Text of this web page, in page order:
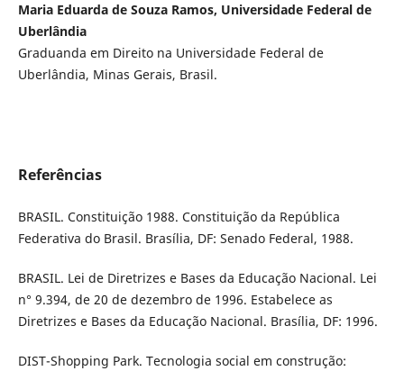
Maria Eduarda de Souza Ramos, Universidade Federal de
Uberlândia
Graduanda em Direito na Universidade Federal de
Uberlândia, Minas Gerais, Brasil.
Referências
BRASIL. Constituição 1988. Constituição da República
Federativa do Brasil. Brasília, DF: Senado Federal, 1988.
BRASIL. Lei de Diretrizes e Bases da Educação Nacional. Lei
n° 9.394, de 20 de dezembro de 1996. Estabelece as
Diretrizes e Bases da Educação Nacional. Brasília, DF: 1996.
DIST-Shopping Park. Tecnologia social em construção: